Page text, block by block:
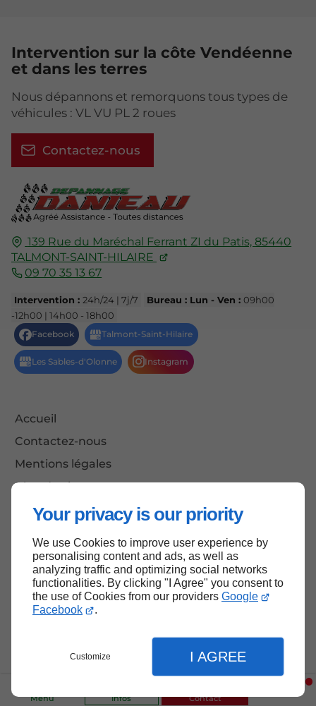
Your privacy is our priority
We use Cookies to improve user experience by
personalising content and ads, as well as
analyzing traffic and optimizing social networks
functionalities. By clicking "I Agree" you consent to
the use of Cookies from our providers Google
Facebook
.
Customize I AGREE
Menu Infos Contact
139 Rue du Maréchal Ferrant ZI du Patis, 85440
TALMONT-SAINT-HILAIRE
09 70 35 13 67
Intervention :24h/24 | 7j/7 Bureau : Lun - Ven :09h00
-12h00 | 14h00 - 18h00
Accueil
Contactez-nous
Mentions légales
Plan du site
Intervention sur la côte Vendéenne
et dans les terres
Nous dépannons et remorquons tous types de
véhicules : VL VU PL 2 roues
Contactez-nous
Haut de page